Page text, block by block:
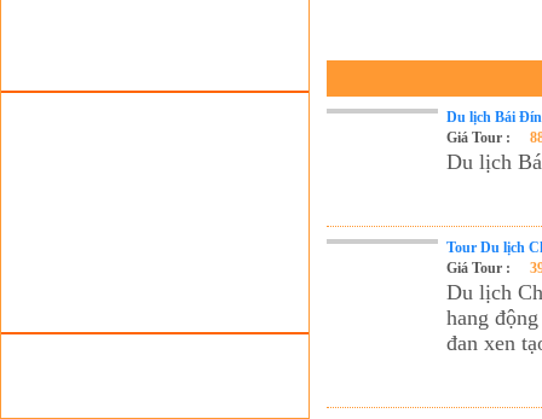
Du lịch Bái
Giá Tour :
Du lịch
Tour Du lịch
Giá Tour :
Du lịch
hang
đan xen